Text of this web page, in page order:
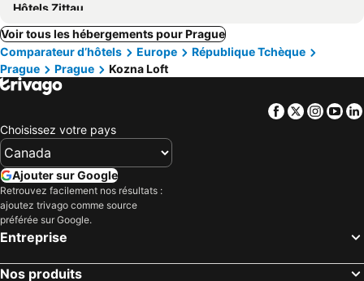
Hôtels Zittau
Voir tous les hébergements pour Prague
Comparateur d’hôtels
Europe
République Tchèque
Prague
Prague Kozna Loft
Facebook
Twitter
Choisissez votre pays
Ajouter sur Google
Retrouvez facilement nos résultats :
ajoutez trivago comme source
préférée sur Google.
Entreprise
Nos produits